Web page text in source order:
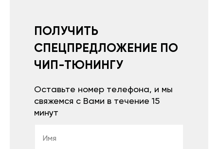
ПОЛУЧИТЬ
СПЕЦПРЕДЛОЖЕНИЕ ПО
ЧИП-ТЮНИНГУ
Оставьте номер телефона, и мы
свяжемся с Вами в течение 15
минут